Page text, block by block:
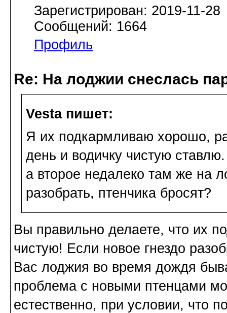
Зарегистрирован: 2019-11-28
Сообщений: 1664
Профиль
Re: На лоджии снеслась
Vesta пишет:
Я их подкармливаю хорошо,
день и водичку чистую
а второе недалеко там же на
разобрать, птенчика бросят?
Вы правильно делаете, что их
чистую! Если новое гнездо
Вас лоджия во время дождя
проблема с новыми птенцами
естественно, при условии, что